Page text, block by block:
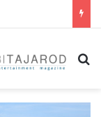
بحث عن